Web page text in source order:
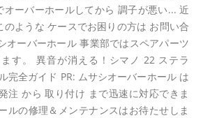
オーバーホールしてから 調子が悪い... 近
のような ケースでお困りの方は お問い合
オーバーホール 事業部ではスペアパーツ
す。 異音が消える！シマノ 22 ステラ
完全ガイド PR: ムサシオーバーホール は
注 から 取り付け まで迅速に対応できま
ルの修理＆メンテナンスはお待たせしま